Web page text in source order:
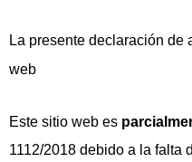
La presente declaración
web
Este sitio web es
1112/2018 debido a la falta